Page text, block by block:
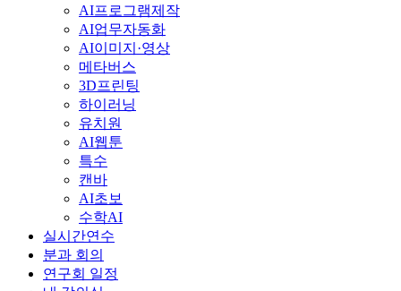
AI프로그램제작
AI업무자동화
AI이미지·영상
메타버스
3D프린팅
하이러닝
유치원
AI웹툰
특수
캔바
AI초보
수학AI
실시간연수
분과 회의
연구회 일정